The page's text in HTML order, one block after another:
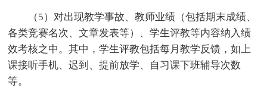
（5）对出现教学事故、教师业绩（包括期末成绩、
各类竞赛名次、文章发表等）、学生评教等内容纳入绩
效考核之中。其中，学生评教包括每月教学反馈，如上
课接听手机、迟到、提前放学、自习课下班辅导次数
等。